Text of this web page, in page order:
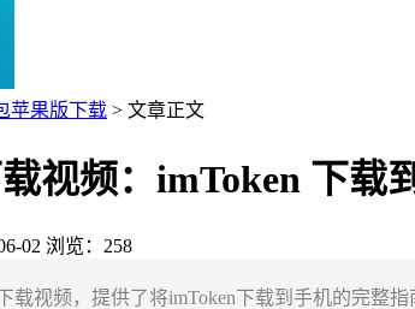
苹果版下载 > 文章正文
视频：imToken 下载
02 浏览：258
载视频，提供了将imToken下载到手机的完整